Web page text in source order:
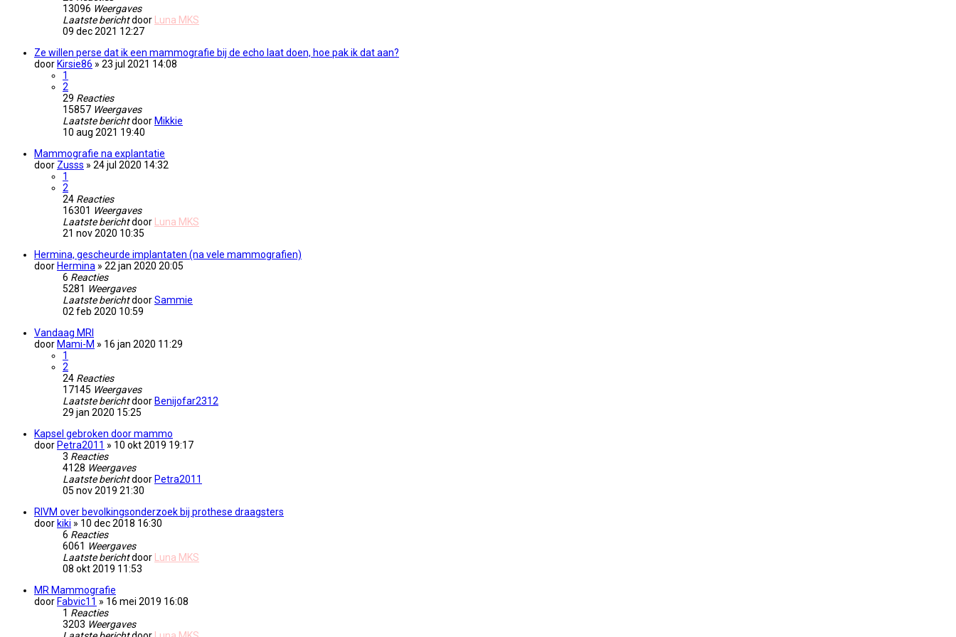
13096 Weergaves
Laatste berichtdoor
Luna MKS
09 dec 2021 12:27
Ze willen perse dat ik een mammografie bij de echo laat doen, hoe pak ik dat aan?
door Kirsie86 » 23 jul 2021 14:08
1
2
29 Reacties
15857 Weergaves
Laatste berichtdoor Mikkie
10 aug 2021 19:40
Mammografie na explantatie
door Zusss » 24 jul 2020 14:32
1
2
24 Reacties
16301 Weergaves
Laatste berichtdoor
Luna MKS
21 nov 2020 10:35
Hermina, gescheurde implantaten (na vele mammografien)
door Hermina » 22 jan 2020 20:05
6 Reacties
5281 Weergaves
Laatste berichtdoorSammie
02 feb 2020 10:59
Vandaag MRI
door Mami-M » 16 jan 2020 11:29
1
2
24 Reacties
17145 Weergaves
Laatste berichtdoor Benijofar2312
29 jan 2020 15:25
Kapsel gebroken door mammo
door Petra2011 » 10 okt 2019 19:17
3 Reacties
4128 Weergaves
Laatste berichtdoor Petra2011
05 nov 2019 21:30
RIVM over bevolkingsonderzoek bij prothese draagsters
door kiki » 10 dec 2018 16:30
6 Reacties
6061 Weergaves
Laatste berichtdoor
Luna MKS
08 okt 2019 11:53
MR Mammografie
door Fabvic11 » 16 mei 2019 16:08
1 Reacties
3203 Weergaves